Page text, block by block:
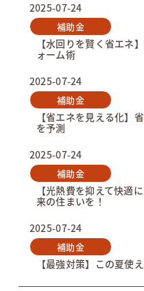
2025-07-24
補助金
【水回りを賢く省エネ
ォーム術
2025-07-24
補助金
【省エネを見える化】
を予測
2025-07-24
補助金
【光熱費を抑えて快適
来の住まいを！
2025-07-24
補助金
【最強対策】この夏使